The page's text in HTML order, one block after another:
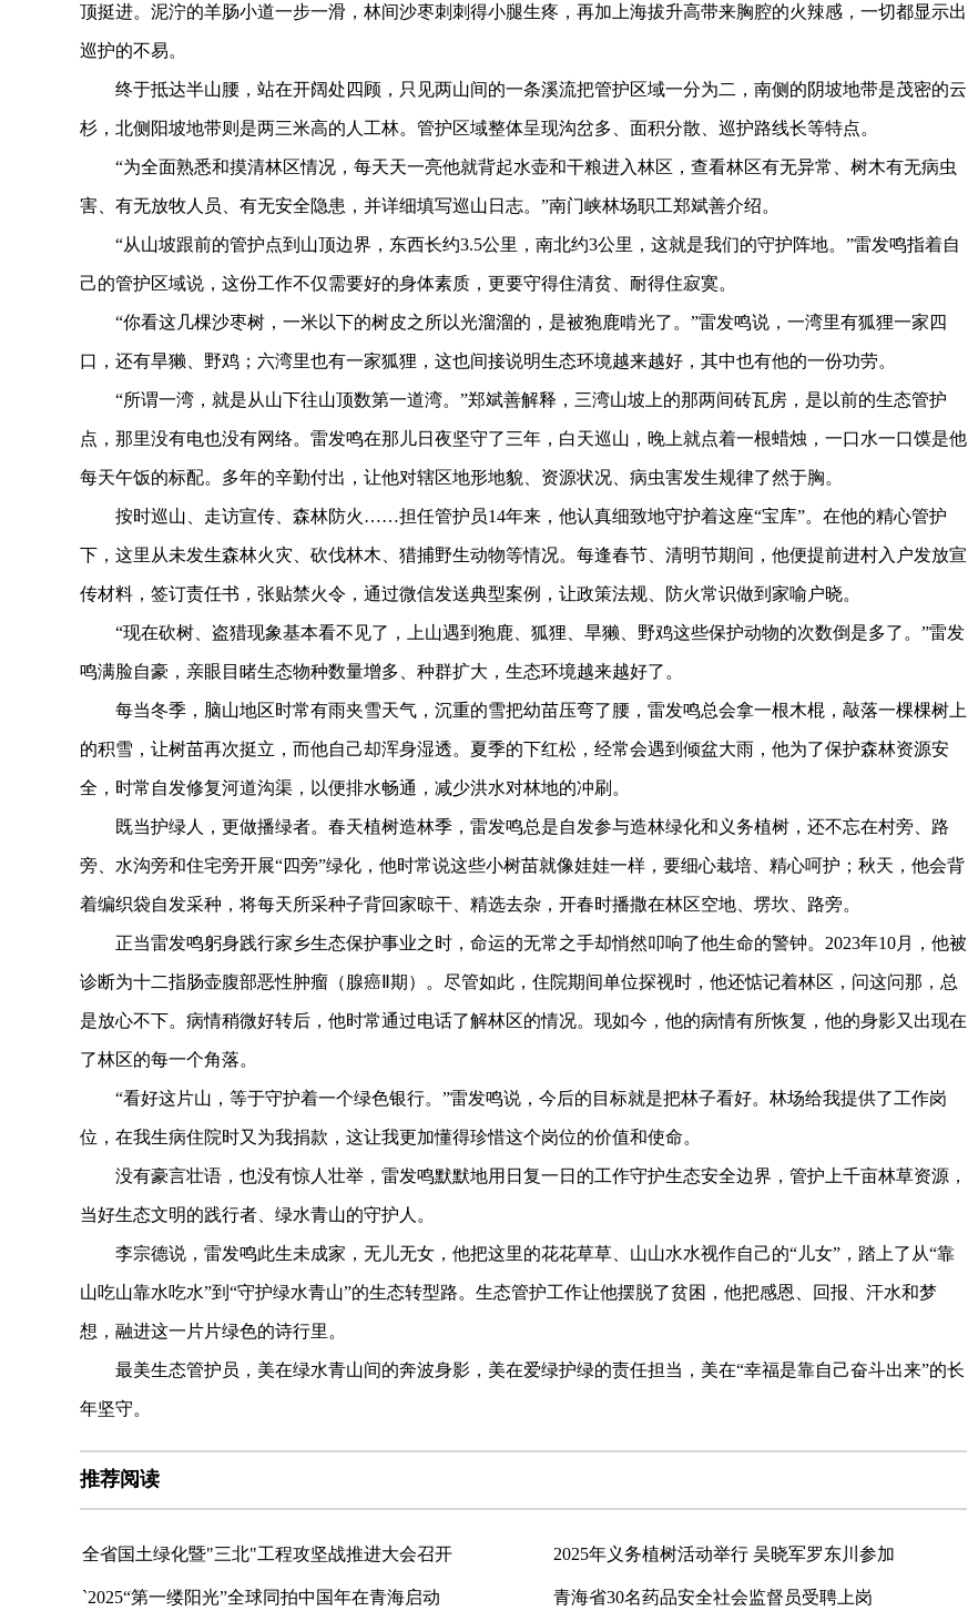
顶挺进。泥泞的羊肠小道一步一滑，林间沙枣刺刺得小腿生疼，再加上海拔升高带来胸腔的火辣感，一切都显示出
巡护的不易。
终于抵达半山腰，站在开阔处四顾，只见两山间的一条溪流把管护区域一分为二，南侧的阴坡地带是茂密的云
杉，北侧阳坡地带则是两三米高的人工林。管护区域整体呈现沟岔多、面积分散、巡护路线长等特点。
“为全面熟悉和摸清林区情况，每天天一亮他就背起水壶和干粮进入林区，查看林区有无异常、树木有无病虫
害、有无放牧人员、有无安全隐患，并详细填写巡山日志。”南门峡林场职工郑斌善介绍。
“从山坡跟前的管护点到山顶边界，东西长约3.5公里，南北约3公里，这就是我们的守护阵地。”雷发鸣指着自
己的管护区域说，这份工作不仅需要好的身体素质，更要守得住清贫、耐得住寂寞。
“你看这几棵沙枣树，一米以下的树皮之所以光溜溜的，是被狍鹿啃光了。”雷发鸣说，一湾里有狐狸一家四
口，还有旱獭、野鸡；六湾里也有一家狐狸，这也间接说明生态环境越来越好，其中也有他的一份功劳。
“所谓一湾，就是从山下往山顶数第一道湾。”郑斌善解释，三湾山坡上的那两间砖瓦房，是以前的生态管护
点，那里没有电也没有网络。雷发鸣在那儿日夜坚守了三年，白天巡山，晚上就点着一根蜡烛，一口水一口馍是他
每天午饭的标配。多年的辛勤付出，让他对辖区地形地貌、资源状况、病虫害发生规律了然于胸。
按时巡山、走访宣传、森林防火……担任管护员14年来，他认真细致地守护着这座“宝库”。在他的精心管护
下，这里从未发生森林火灾、砍伐林木、猎捕野生动物等情况。每逢春节、清明节期间，他便提前进村入户发放宣
传材料，签订责任书，张贴禁火令，通过微信发送典型案例，让政策法规、防火常识做到家喻户晓。
“现在砍树、盗猎现象基本看不见了，上山遇到狍鹿、狐狸、旱獭、野鸡这些保护动物的次数倒是多了。”雷发
鸣满脸自豪，亲眼目睹生态物种数量增多、种群扩大，生态环境越来越好了。
每当冬季，脑山地区时常有雨夹雪天气，沉重的雪把幼苗压弯了腰，雷发鸣总会拿一根木棍，敲落一棵棵树上
的积雪，让树苗再次挺立，而他自己却浑身湿透。夏季的下红松，经常会遇到倾盆大雨，他为了保护森林资源安
全，时常自发修复河道沟渠，以便排水畅通，减少洪水对林地的冲刷。
既当护绿人，更做播绿者。春天植树造林季，雷发鸣总是自发参与造林绿化和义务植树，还不忘在村旁、路
旁、水沟旁和住宅旁开展“四旁”绿化，他时常说这些小树苗就像娃娃一样，要细心栽培、精心呵护；秋天，他会背
着编织袋自发采种，将每天所采种子背回家晾干、精选去杂，开春时播撒在林区空地、塄坎、路旁。
正当雷发鸣躬身践行家乡生态保护事业之时，命运的无常之手却悄然叩响了他生命的警钟。2023年10月，他被
诊断为十二指肠壶腹部恶性肿瘤（腺癌Ⅱ期）。尽管如此，住院期间单位探视时，他还惦记着林区，问这问那，总
是放心不下。病情稍微好转后，他时常通过电话了解林区的情况。现如今，他的病情有所恢复，他的身影又出现在
了林区的每一个角落。
“看好这片山，等于守护着一个绿色银行。”雷发鸣说，今后的目标就是把林子看好。林场给我提供了工作岗
位，在我生病住院时又为我捐款，这让我更加懂得珍惜这个岗位的价值和使命。
没有豪言壮语，也没有惊人壮举，雷发鸣默默地用日复一日的工作守护生态安全边界，管护上千亩林草资源，
当好生态文明的践行者、绿水青山的守护人。
李宗德说，雷发鸣此生未成家，无儿无女，他把这里的花花草草、山山水水视作自己的“儿女”，踏上了从“靠
山吃山靠水吃水”到“守护绿水青山”的生态转型路。生态管护工作让他摆脱了贫困，他把感恩、回报、汗水和梦
想，融进这一片片绿色的诗行里。
最美生态管护员，美在绿水青山间的奔波身影，美在爱绿护绿的责任担当，美在“幸福是靠自己奋斗出来”的长
年坚守。
推荐阅读
全省国土绿化暨"三北"工程攻坚战推进大会召开 2025年义务植树活动举行 吴晓军罗东川参加
`2025“第一缕阳光”全球同拍中国年在青海启动 青海省30名药品安全社会监督员受聘上岗